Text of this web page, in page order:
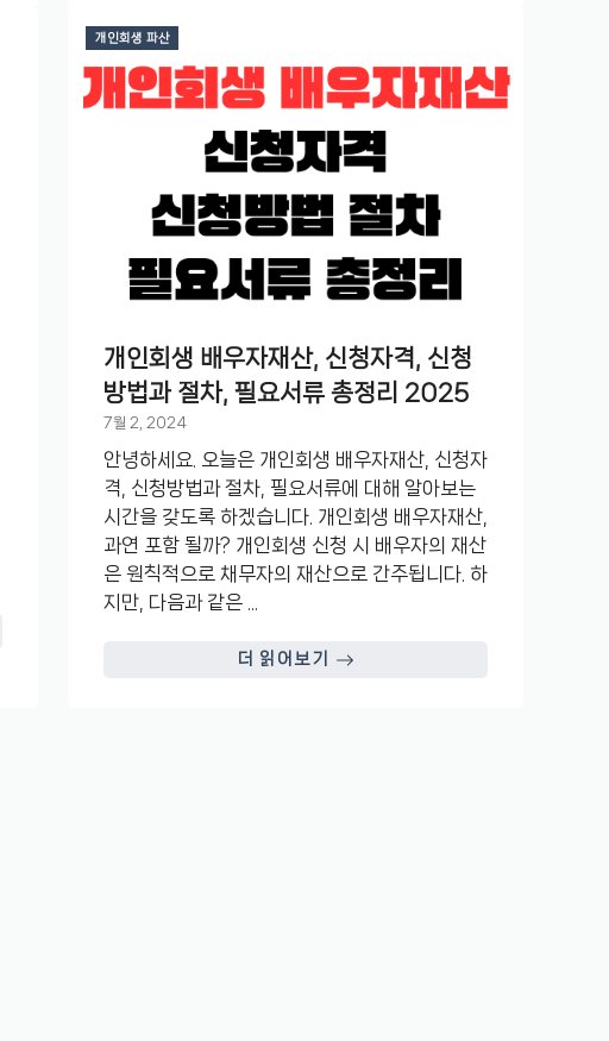
개인회생 파산
개인회생 배우자재산, 신청자격, 신청
방법과 절차, 필요서류 총정리 2025
7월 2, 2024
안녕하세요. 오늘은 개인회생 배우자재산, 신청자
격, 신청방법과 절차, 필요서류에 대해 알아보는
시간을 갖도록 하겠습니다. 개인회생 배우자재산,
과연 포함 될까? 개인회생 신청 시 배우자의 재산
은 원칙적으로 채무자의 재산으로 간주됩니다. 하
지만, 다음과 같은 ...
더 읽어보기